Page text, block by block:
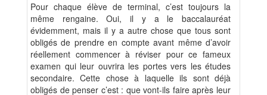
Pour chaque élève de terminal, c’est toujours la
même rengaine. Oui, il y a le baccalauréat
évidemment, mais il y a autre chose que tous sont
obligés de prendre en compte avant même d’avoir
réellement commencer à réviser pour ce fameux
examen qui leur ouvrira les portes vers les études
secondaire. Cette chose à laquelle ils sont déjà
obligés de penser c’est : que vont-ils faire après leur